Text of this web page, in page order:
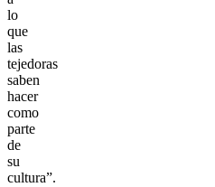
lo
que
las
tejedoras
saben
hacer
como
parte
de
su
cultura”.